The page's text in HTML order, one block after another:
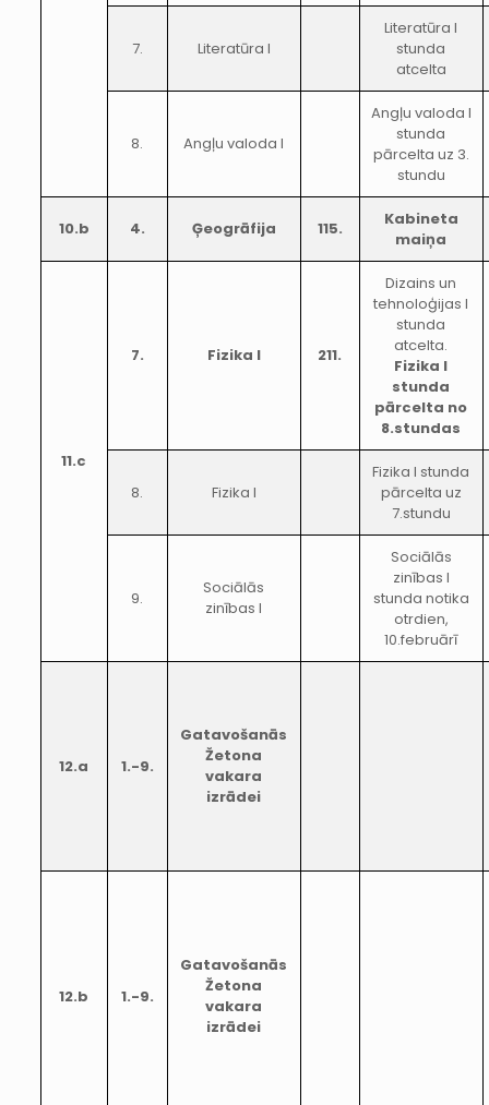
7. Literatūra I
Literatūra I
stunda
atcelta
8. Angļu valoda I
Angļu valoda I
stunda
pārcelta uz 3.
stundu
10.b 4. Ģeogrāfija 115.
Kabineta
maiņa
11.c
7. Fizika I 211.
Dizains un
tehnoloģijas I
stunda
atcelta.
Fizika I
stunda
pārcelta no
8.stundas
8. Fizika I
Fizika I stunda
pārcelta uz
7.stundu
9.
Sociālās
zinības I
Sociālās
zinības I
stunda notika
otrdien,
10.februārī
12.a 1.-9.
Gatavošanās
Žetona
vakara
izrādei
12.b 1.-9.
Gatavošanās
Žetona
vakara
izrādei